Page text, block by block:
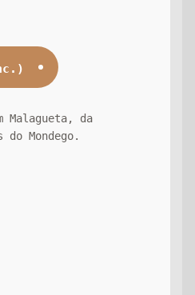
Malagueta, da
Mondego.